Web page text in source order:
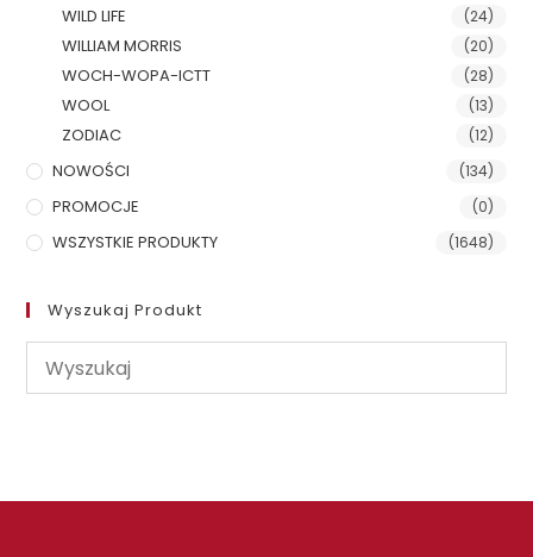
WILD LIFE (24)
WILLIAM MORRIS (20)
WOCH-WOPA-ICTT (28)
WOOL (13)
ZODIAC (12)
NOWOŚCI (134)
PROMOCJE (0)
WSZYSTKIE PRODUKTY (1648)
Wyszukaj Produkt